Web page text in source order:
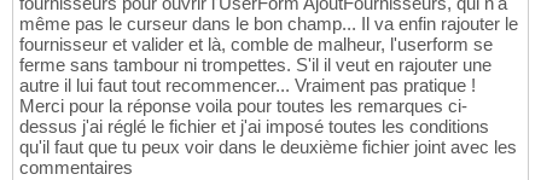
même pas le curseur dans le bon champ... Il va enfin rajouter le
fournisseur et valider et là, comble de malheur, l'userform se
ferme sans tambour ni trompettes. S'il il veut en rajouter une
autre il lui faut tout recommencer... Vraiment pas pratique !
Merci pour la réponse voila pour toutes les remarques ci-
dessus j'ai réglé le fichier et j'ai imposé toutes les conditions
qu'il faut que tu peux voir dans le deuxième fichier joint avec les
commentaires